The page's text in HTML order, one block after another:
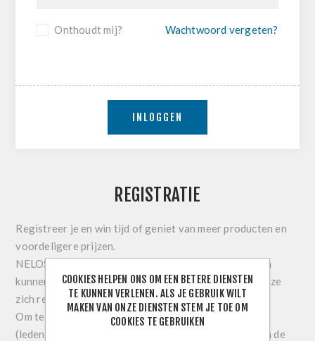
Onthoudt mij? Wachtwoord vergeten?
INLOGGEN
REGISTRATIE
Registreer je en win tijd of geniet van meer producten en
voordeligere prijzen.
NELOS-leden en NELOS-clubs zien meer producten en
kunnen genieten van ledenprijzen of kortingen indien ze
zich registreren.
Om te kunnen genieten van ledenprijzen of kortingen
(ledenprijzen, clubkortingen, kortingacties, …) moeten de
COOKIES HELPEN ONS OM EEN BETERE DIENSTEN
TE KUNNEN VERLENEN. ALS JE GEBRUIK WILT
MAKEN VAN ONZE DIENSTEN STEM JE TOE OM
COOKIES TE GEBRUIKEN